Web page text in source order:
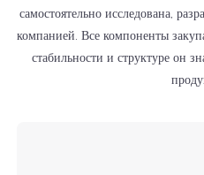
самостоятельно исследована,
компанией. Все компоненты
стабильности и структуре он